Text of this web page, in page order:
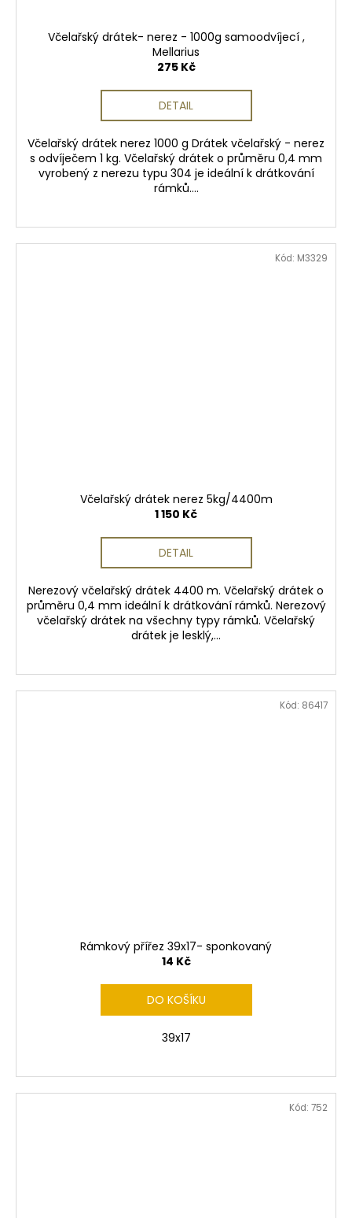
Včelařský drátek- nerez - 1000g samoodvíjecí ,
Mellarius
275 Kč
DETAIL
Včelařský drátek nerez 1000 g Drátek včelařský - nerez
s odvíječem 1 kg. Včelařský drátek o průměru 0,4 mm
vyrobený z nerezu typu 304 je ideální k drátkování
rámků....
Včelařský drátek nerez 5kg/4400m
1 150 Kč
DETAIL
Nerezový včelařský drátek 4400 m. Včelařský drátek o
průměru 0,4 mm ideální k drátkování rámků. Nerezový
včelařský drátek na všechny typy rámků. Včelařský
drátek je lesklý,...
Kód: M3329
Rámkový přířez 39x17- sponkovaný
14 Kč
DO KOŠÍKU
39x17
Kód: 86417
Kód: 752